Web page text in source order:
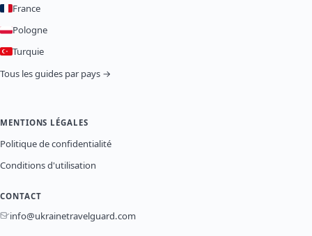
France
Pologne
Turquie
Tous les guides par pays →
MENTIONS LÉGALES
Politique de confidentialité
Conditions d'utilisation
CONTACT
info@ukrainetravelguard.com